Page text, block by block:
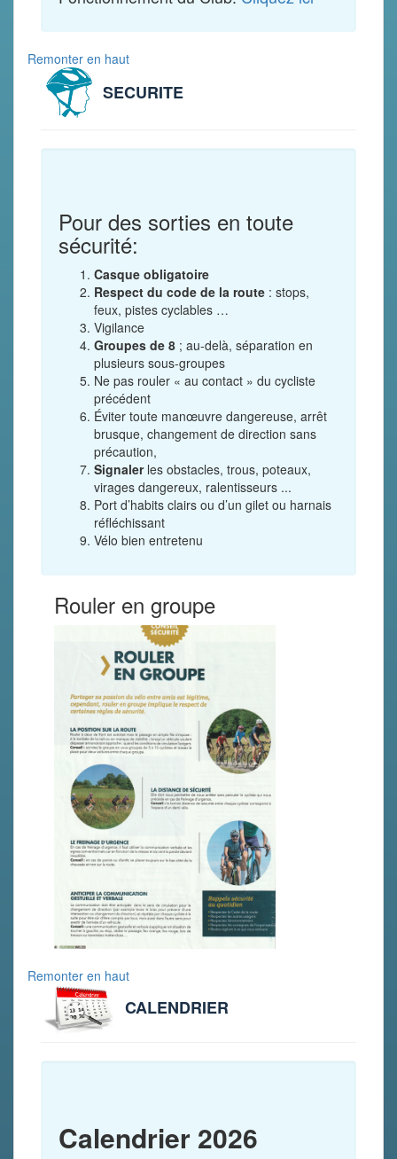
Remonter en haut
SECURITE
Pour des sorties en toute
sécurité:
Casque obligatoire
Respect du code de la route : stops,
feux, pistes cyclables …
Vigilance
Groupes de 8 ; au-delà, séparation en
plusieurs sous-groupes
Ne pas rouler « au contact » du cycliste
précédent
Éviter toute manœuvre dangereuse, arrêt
brusque, changement de direction sans
précaution,
Signalerles obstacles, trous, poteaux,
virages dangereux, ralentisseurs ...
Port d’habits clairs ou d’un gilet ou harnais
réfléchissant
Vélo bien entretenu
Rouler en groupe
Remonter en haut
CALENDRIER
Calendrier 2026